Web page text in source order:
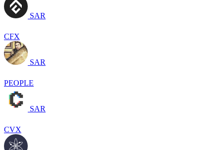
SAR
CFX
SAR
PEOPLE
SAR
CVX